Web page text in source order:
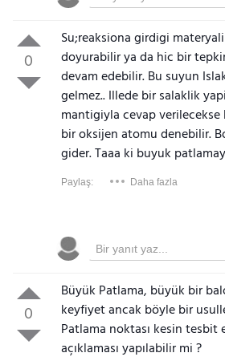
0
Su;reaksiona girdigi
doyurabilir ya da hic bir
devam edebilir. Bu suyun
gelmez.. Illede bir salaklik
mantigiyla cevap
bir oksijen atomu denebilir.
gider. Taaa ki buyuk
Paylaş: Daha fazla
0
Büyük Patlama, büyük bir
keyfiyet ancak böyle bir
Patlama noktası kesin tesbit
açıklaması yapılabilir mi ?